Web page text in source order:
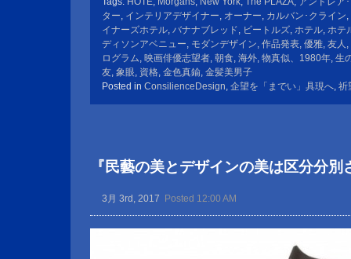
ター, インテリアデザイナー, オーナー, カルバン･クライン,
イナーズホテル, バナナブレッド, ビートルズ, ホテル, ホテ
ディソンアベニュー, モダンデザイン, 作品発表, 優雅, 友人 ,
ログラム, 映画俳優志望者, 朝食, 海外, 物真似、1980年, 生
友, 象眼, 資格, 金色真鍮, 金髪美男子
Posted in ConsilienceDesign, 企望を「までい」具現へ, 祈
『民藝の美とデザインの美は区分分別
3月 3rd, 2017 Posted 12:00 AM